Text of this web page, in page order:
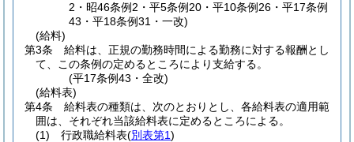
2・昭46条例2・平5条例20・平10条例26・平17条例
43・平18条例31・一改)
(給料)
第3条
給料は、正規の勤務時間による勤務に対する報酬とし
て、この条例の定めるところにより支給する。
(平17条例43・全改)
(給料表)
第4条
給料表の種類は、次のとおりとし、各給料表の適用範
囲は、それぞれ当該給料表に定めるところによる。
(1)
行政職給料表(別表第1)